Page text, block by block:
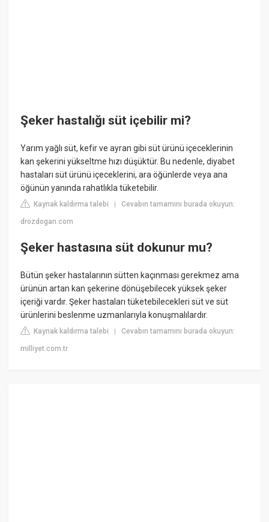
Şeker hastalığı süt içebilir mi?
Yarım yağlı süt, kefir ve ayran gibi süt ürünü içeceklerinin
kan şekerini yükseltme hızı düşüktür. Bu nedenle, diyabet
hastaları süt ürünü içeceklerini, ara öğünlerde veya ana
öğünün yanında rahatlıkla tüketebilir.
Kaynak kaldırma talebi |Cevabın tamamını burada okuyun:
drozdogan.com
Şeker hastasına süt dokunur mu?
Bütün şeker hastalarının sütten kaçınması gerekmez ama
ürünün artan kan şekerine dönüşebilecek yüksek şeker
içeriği vardır. Şeker hastaları tüketebilecekleri süt ve süt
ürünlerini beslenme uzmanlarıyla konuşmalılardır.
Kaynak kaldırma talebi |Cevabın tamamını burada okuyun:
milliyet.com.tr